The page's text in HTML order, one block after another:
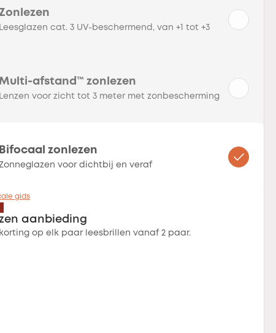
Leesglazen cat. 3 UV-beschermend, van +1 tot +3
Multi-afstand™ zonlezen
Lenzen voor zicht tot 3 meter met zonbescherming
Bifocaal zonlezen
Zonneglazen voor dichtbij en veraf
gids
aanbieding
korting op elk paar leesbrillen vanaf 2 paar.